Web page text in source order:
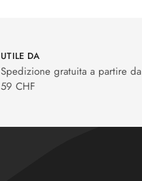
UTILE DA
Spedizione gratuita a partire da
59 CHF